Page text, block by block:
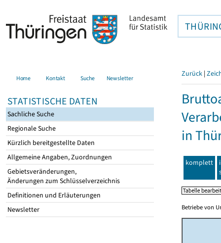
Home Kontakt Suche Newsletter
STATISTISCHE DATEN
Sachliche Suche
Regionale Suche
Kürzlich bereitgestellte Daten
Allgemeine Angaben, Zuordnungen
Gebietsveränderungen,
Änderungen zum Schlüsselverzeichnis
Definitionen und Erläuterungen
Newsletter
Zurück |
in
komplett
Betriebe von